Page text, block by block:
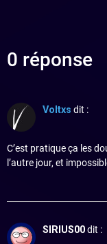
0 réponse
Voltxs dit :
C’est pratique ça les
l’autre jour, et
SIRIUS00dit :